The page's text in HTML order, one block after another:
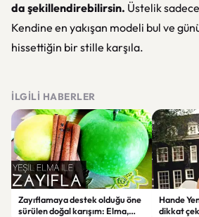
da şekillendirebilirsin. Üstelik
Kendine en yakışan modeli bul ve
hissettiğin bir stille karşıla.
İLGILI HABERLER
Zayıflamaya destek olduğu öne
sürülen doğal karışım: Elma,
Hande
dikkat